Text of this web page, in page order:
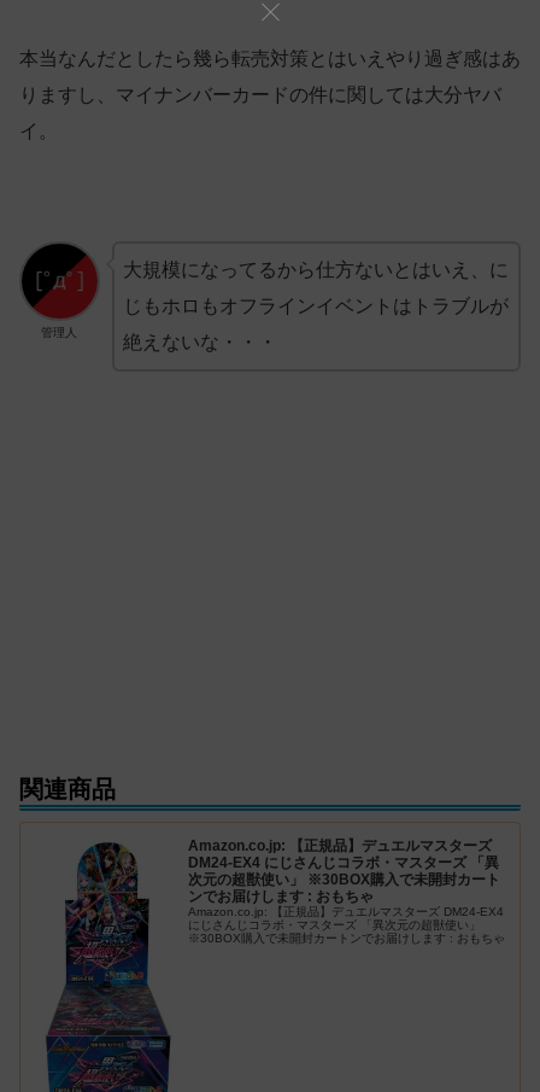
本当なんだとしたら幾ら転売対策とはいえやり過ぎ感はあ
りますし、マイナンバーカードの件に関しては大分ヤバ
イ。
管理人
大規模になってるから仕方ないとはいえ、に
じもホロもオフラインイベントはトラブルが
絶えないな・・・
関連商品
Amazon.co.jp: 【正規品】デュエルマスターズ
DM24-EX4 にじさんじコラボ・マスターズ 「異
次元の超獣使い」 ※30BOX購入で未開封カート
ンでお届けします : おもちゃ
Amazon.co.jp: 【正規品】デュエルマスターズ DM24-EX4
にじさんじコラボ・マスターズ 「異次元の超獣使い」
※30BOX購入で未開封カートンでお届けします : おもちゃ